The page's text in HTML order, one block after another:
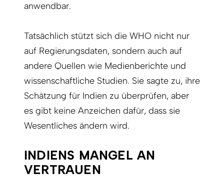
anwendbar.
Tatsächlich stützt sich die WHO nicht nur
auf Regierungsdaten, sondern auch auf
andere Quellen wie Medienberichte und
wissenschaftliche Studien. Sie sagte zu, ihre
Schätzung für Indien zu überprüfen, aber
es gibt keine Anzeichen dafür, dass sie
Wesentliches ändern wird.
INDIENS MANGEL AN
VERTRAUEN